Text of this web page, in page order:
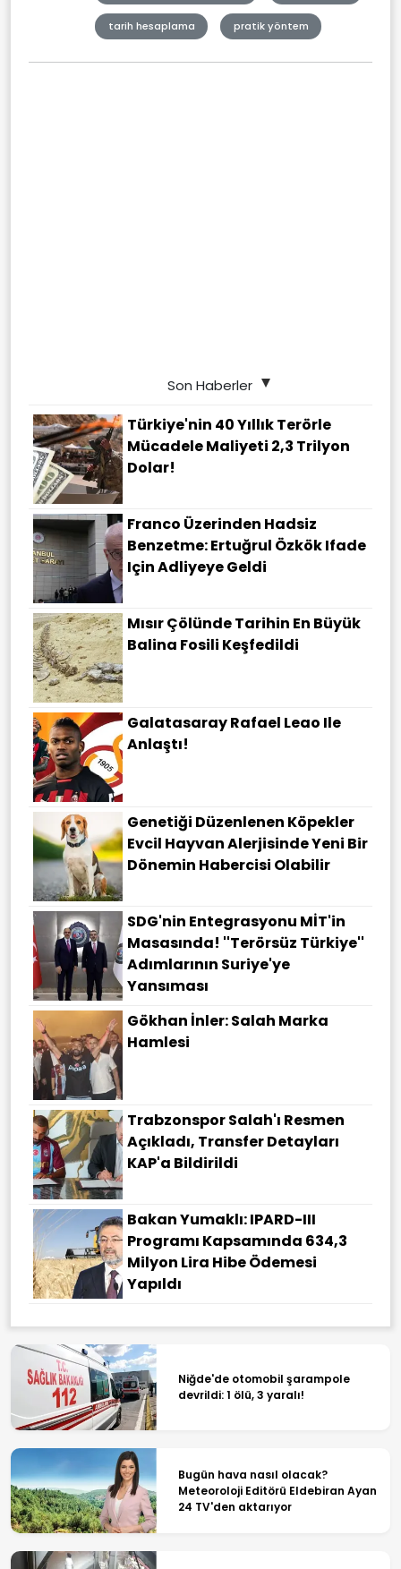
tarih hesaplama pratik yöntem
Son Haberler
Türkiye'nin 40 Yıllık Terörle
Mücadele Maliyeti 2,3 Trilyon
Dolar!
Franco Üzerinden Hadsiz
Benzetme: Ertuğrul Özkök Ifade
Için Adliyeye Geldi
Mısır Çölünde Tarihin En Büyük
Balina Fosili Keşfedildi
Galatasaray Rafael Leao Ile
Anlaştı!
Genetiği Düzenlenen Köpekler
Evcil Hayvan Alerjisinde Yeni Bir
Dönemin Habercisi Olabilir
SDG'nin Entegrasyonu MİT'in
Masasında! ''Terörsüz Türkiye''
Adımlarının Suriye'ye
Yansıması
Gökhan İnler: Salah Marka
Hamlesi
Trabzonspor Salah'ı Resmen
Açıkladı, Transfer Detayları
KAP'a Bildirildi
Bakan Yumaklı: IPARD-III
Programı Kapsamında 634,3
Milyon Lira Hibe Ödemesi
Yapıldı
Niğde'de otomobil şarampole
devrildi: 1 ölü, 3 yaralı!
Bugün hava nasıl olacak?
Meteoroloji Editörü Eldebiran Ayan
24 TV'den aktarıyor